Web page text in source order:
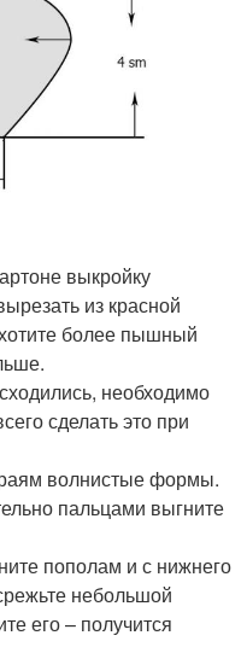
выкройку
из красной
более пышный
необходимо
сделать это при
волнистые формы.
пальцами выгните
пополам и с нижнего
небольшой
его – получится